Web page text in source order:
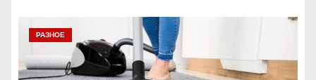
РАЗНОЕ